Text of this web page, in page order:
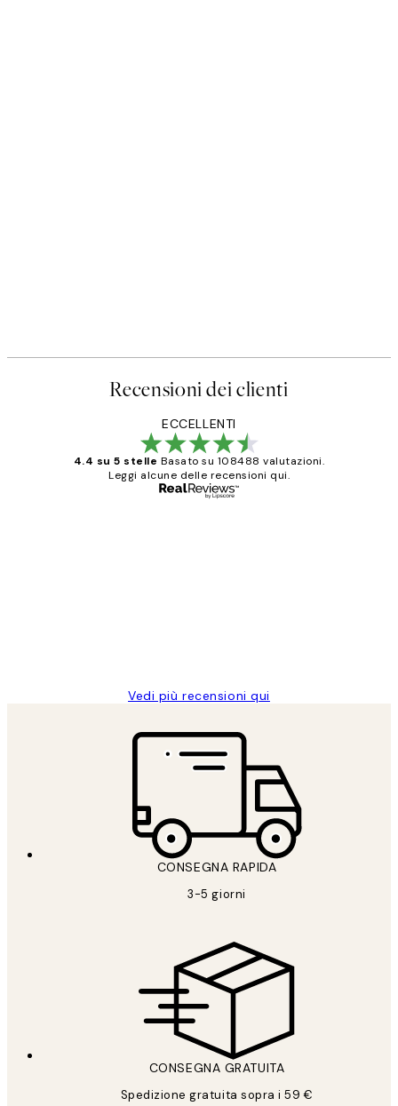
Recensioni dei clienti
ECCELLENTI
4.4 su 5 stelle Basato su 108488 valutazioni.
Leggi alcune delle recensioni qui.
Vedi più recensioni qui
CONSEGNA RAPIDA
3-5 giorni
CONSEGNA GRATUITA
Spedizione gratuita sopra i 59 €